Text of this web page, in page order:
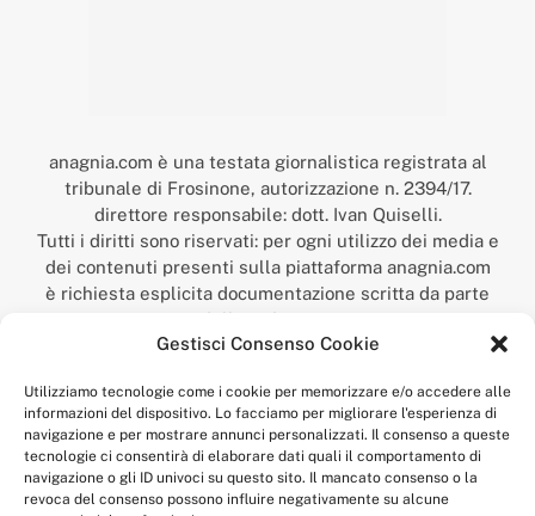
Gestisci Consenso Cookie
Utilizziamo tecnologie come i cookie per memorizzare e/o accedere alle
informazioni del dispositivo. Lo facciamo per migliorare l'esperienza di
navigazione e per mostrare annunci personalizzati. Il consenso a queste
tecnologie ci consentirà di elaborare dati quali il comportamento di
navigazione o gli ID univoci su questo sito. Il mancato consenso o la
revoca del consenso possono influire negativamente su alcune
anagnia.com è una testata giornalistica registrata al
tribunale di Frosinone, autorizzazione n. 2394/17.
direttore responsabile: dott. Ivan Quiselli.
Tutti i diritti sono riservati: per ogni utilizzo dei media e
dei contenuti presenti sulla piattaforma anagnia.com
è richiesta esplicita documentazione scritta da parte
della redazione.
“Anagnia” è un marchio registrato presso l’Ufficio Italiano
Economico,
num. registrazione: 302017000014044 del 9 febbraio 2017.
Per contatti:redazione@anagnia.com